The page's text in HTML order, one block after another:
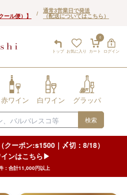
ール便）】 / 通常3営業日で発送
（配送についてはこちら）
トップ お気に入り
0
カート ログイン
赤ワイン 白ワイン グラッパ
検索
ーポン:s1500｜〆切：8/18）
ンはこちら▶︎
：合計11,000円以上